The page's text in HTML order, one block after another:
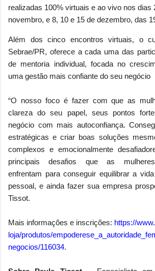
realizadas 100% virtuais e ao vivo nos dias
novembro, e 8, 10 e 15 de dezembro, das
Além dos cinco encontros virtuais, o
Sebrae/PR, oferece a cada uma das
de mentoria individual, focada no
uma gestão mais confiante do seu negócio
“O nosso foco é fazer com que as
clareza do seu papel, seus pontos
negócio com mais autoconfiança.
estratégicas e criar boas soluções
complexos e emocionalmente
principais desafios que as mulheres
enfrentam para conseguir equilibrar a
pessoal, e ainda fazer sua empresa
Tissot.
Mais informações e inscrições: https://
loja/produtos/empoderese_a_
negocios/116034.